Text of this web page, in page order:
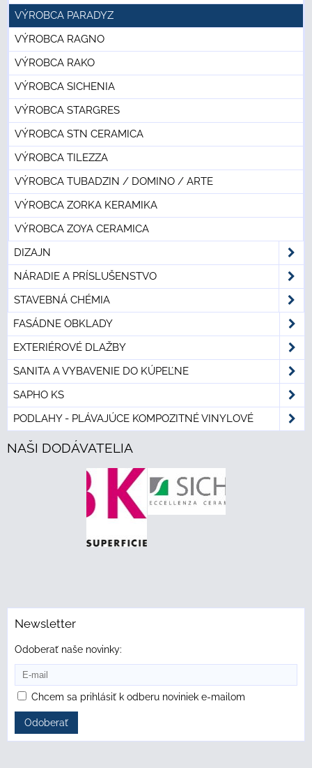
VÝROBCA PARADYZ
VÝROBCA RAGNO
VÝROBCA RAKO
VÝROBCA SICHENIA
VÝROBCA STARGRES
VÝROBCA STN CERAMICA
VÝROBCA TILEZZA
VÝROBCA TUBADZIN / DOMINO / ARTE
VÝROBCA ZORKA KERAMIKA
VÝROBCA ZOYA CERAMICA
DIZAJN
NÁRADIE A PRÍSLUŠENSTVO
STAVEBNÁ CHÉMIA
FASÁDNE OBKLADY
EXTERIÉROVÉ DLAŽBY
SANITA A VYBAVENIE DO KÚPEĽNE
SAPHO KS
PODLAHY - PLÁVAJÚCE KOMPOZITNÉ VINYLOVÉ
NAŠI DODÁVATELIA
Newsletter
Odoberať naše novinky:
Chcem sa prihlásiť k odberu noviniek e-mailom
Odoberať